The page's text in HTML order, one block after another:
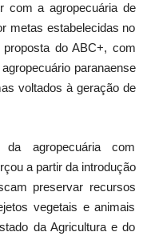
com a agropecuária de
metas estabelecidas no
do ABC+, com
paranaense
voltados à geração de
agropecuária com
a partir da introdução
preservar recursos
vegetais e animais
da Agricultura e do